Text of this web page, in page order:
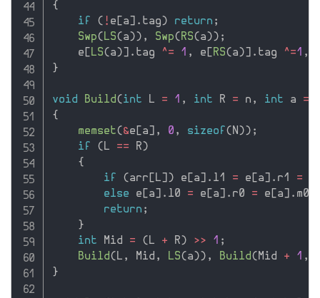
{
if
( ! e [a] . tag) return ;
Swp(LS(a)) , Swp(RS(a)) ;
    e
[LS(a)] . tag ^= 1 , e [RS(a)] . tag ^=1 ,
}
void Build(int L = 1 , int R = n , int a =
{
memset(&e [a] , 0 , sizeof (N)) ;
if
(L == R)
{
if
(arr [L] ) e [a] . l1 = e [a] . r1 =
else e [a] . l0 = e [a] . r0 = e [a] . m0
return ;
}
int Mid = (L + R) >> 1 ;
Build(L , Mid , LS(a)) , Build(Mid + 1 ,
}